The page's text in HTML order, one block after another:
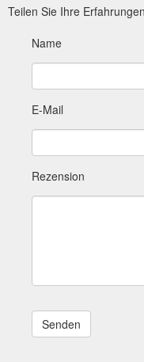
Teilen Sie Ihre
Name
E-Mail
Rezension